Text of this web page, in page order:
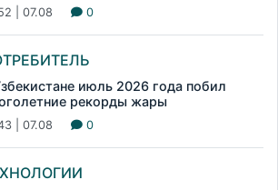
| 07.08 0
июль 2026 года побил
рекорды жары
| 07.08 0